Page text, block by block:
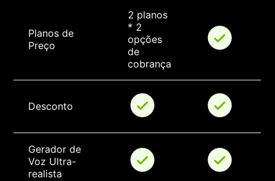
Planos de
Preço
2 planos
* 2
opções
de
cobrança
Desconto
Gerador de
Voz Ultra-
realista